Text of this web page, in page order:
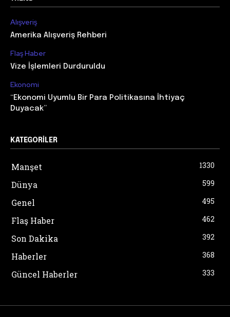
Alışveriş
Amerika Alışveriş Rehberi
Flaş Haber
Vize İşlemleri Durduruldu
Ekonomi
“Ekonomi Uyumlu Bir Para Politikasına İhtiyaç
Duyacak”
KATEGORILER
Manşet 1330
Dünya 599
Genel 495
Flaş Haber 462
Son Dakika 392
Haberler 368
Güncel Haberler 333